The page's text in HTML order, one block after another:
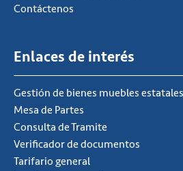
Contáctenos
Enlaces de interés
Gestión de bienes muebles estatales
Mesa de Partes
Consulta de Tramite
Verificador de documentos
Tarifario general